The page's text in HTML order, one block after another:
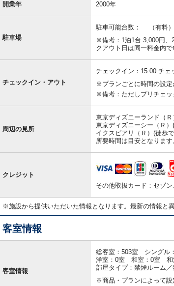
開業年 2000年
駐車場
駐車可能台数： （有料）
※備考：1泊1台 3,000円、
クアウト日は同一料金内
チェックイン・アウト
チェックイン：15:00 チェ
※プランごとに時間の設定
※備考：ただしプリチェッ
周辺の見所
東京ディズニーランド（
東京ディズニーシー（Ｒ
イクスピアリ（Ｒ）(徒歩
所要時間は目安となります
クレジット
その他取扱カード：セゾン
※施設から提供いただいた情報となります。最新の情報と
客室情報
報
客室情報
総客室：503室 シング
洋室：0室 和室：0室 和
部屋タイプ：禁煙ルーム
※商品・プランによって設